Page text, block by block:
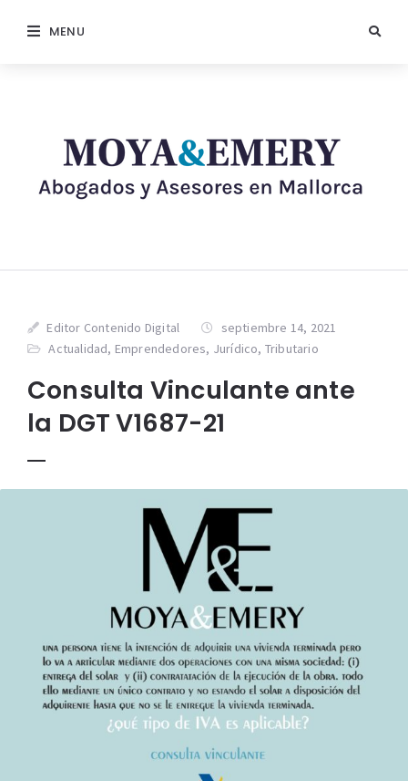
MENU
Editor Contenido Digital
septiembre 14, 2021
Actualidad, Emprendedores, Jurídico, Tributario
Consulta Vinculante ante
la DGT V1687-21